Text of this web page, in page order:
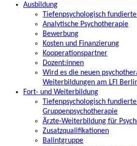
Ausbildung
Tiefenpsychologisch
Analytische Psychotherapie
Bewerbung
Kosten und Finanzierung
Kooperationspartner
Dozent:innen
Wird es die neuen
Weiterbildungen am LFI
Fort- und Weiterbildung
Tiefenpsychologisch
Gruppenpsychotherapie
Ärzte-Weiterbildung für
Zusatzqualifikationen
Balintgruppe